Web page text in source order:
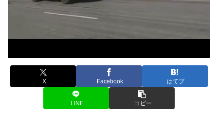
X Facebook はてブ
LINE コピー